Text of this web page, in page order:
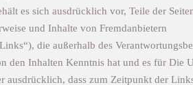
es sich ausdrücklich vor, Teile der
und Inhalte von Fremdanbietern
die außerhalb des
Inhalten Kenntnis hat und es für
dass zum Zeitpunkt der